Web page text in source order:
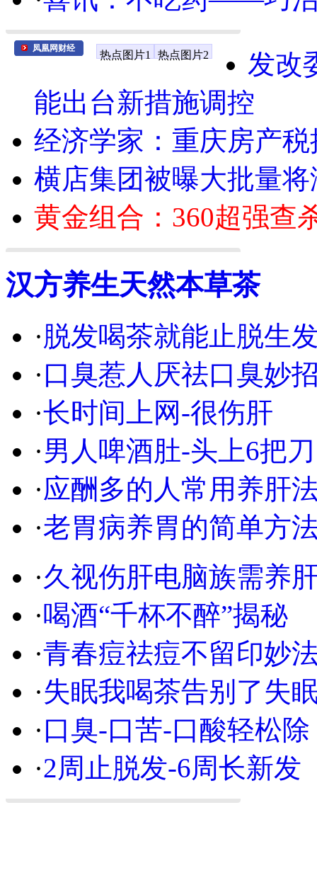
凤凰网财经
热点图片1 热点图片2
发改
能出台新措施调控
经济学家：重庆房产
横店集团被曝大批量
黄金组合：360超强查
汉方养生天然本草茶
·脱发喝茶就能止脱生
·口臭惹人厌祛口臭妙
·长时间上网-很伤肝
·男人啤酒肚-头上6把刀
·应酬多的人常用养肝
·老胃病养胃的简单方
·久视伤肝电脑族需养
·喝酒“千杯不醉”揭秘
·青春痘祛痘不留印妙
·失眠我喝茶告别了失
·口臭-口苦-口酸轻松除
·2周止脱发-6周长新发